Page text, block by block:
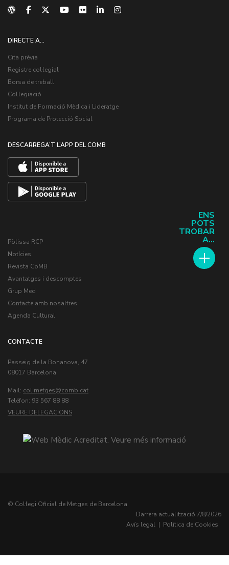
ENS
POTS
TROBAR
A...
DIRECTE A...
Cita prèvia
Registre col·legial
Borsa de treball
Col·legiació
Institut de Formació Mèdica i Lideratge
Programa de Protecció Social
DESCARREGA’T L’APP DEL COMB
Pòlissa RCP
Notícies
Revista CoMB
Avantatges i descomptes
Grup Med
Contacte amb nosaltres
Agenda Cultural
CONTACTE
Passeig de la Bonanova, 47
08017 Barcelona
Mail: col.metges
Teléfon: 93 567 88 88
VEURE DELEGACIONS
© Col·legi Oficial de Metges de Barcelona
Darrera actualització:7/8/2026
Avís legal | Política de Cookies